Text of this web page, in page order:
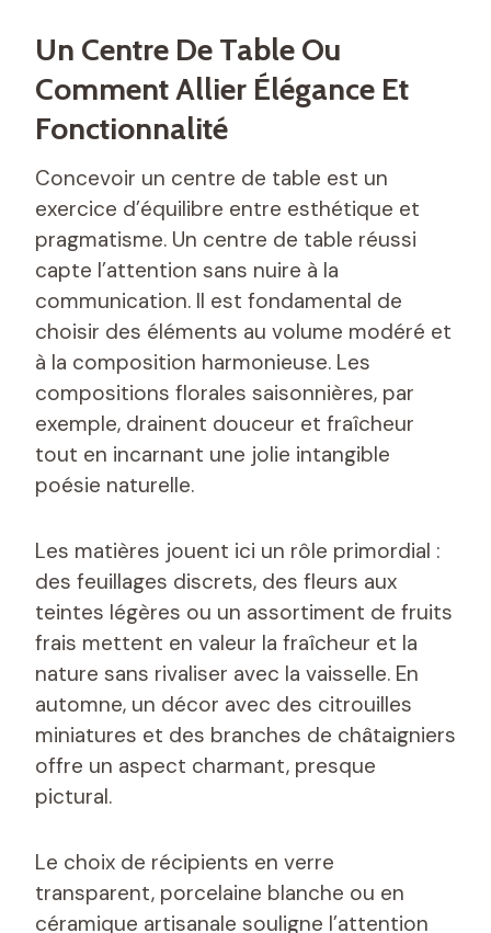
Un Centre De Table Ou
Comment Allier Élégance Et
Fonctionnalité
Concevoir un centre de table est un
exercice d’équilibre entre esthétique et
pragmatisme. Un centre de table réussi
capte l’attention sans nuire à la
communication. Il est fondamental de
choisir des éléments au volume modéré et
à la composition harmonieuse. Les
compositions florales saisonnières, par
exemple, drainent douceur et fraîcheur
tout en incarnant une jolie intangible
poésie naturelle.
Les matières jouent ici un rôle primordial :
des feuillages discrets, des fleurs aux
teintes légères ou un assortiment de fruits
frais mettent en valeur la fraîcheur et la
nature sans rivaliser avec la vaisselle. En
automne, un décor avec des citrouilles
miniatures et des branches de châtaigniers
offre un aspect charmant, presque
pictural.
Le choix de récipients en verre
transparent, porcelaine blanche ou en
céramique artisanale souligne l’attention